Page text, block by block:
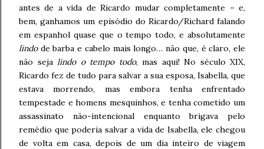
antes de a vida de Ricardo mudar completamente – e,
bem, ganhamos um episódio do Ricardo/Richard falando
em espanhol quase que o tempo todo, e absolutamente
lindode barba e cabelo mais longo… não que, é claro, ele
não seja lindo o tempo todo, mas aqui! No século XIX,
Ricardo fez de tudo para salvar a sua esposa, Isabella, que
estava morrendo, mas embora tenha enfrentado
tempestade e homens mesquinhos, e tenha cometido um
assassinato não-intencional enquanto brigava pelo
remédio que poderia salvar a vida de Isabella, ele chegou
de volta em casa, depois de um dia inteiro de viagem